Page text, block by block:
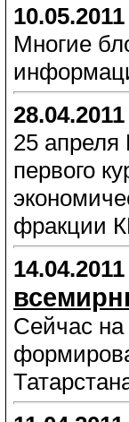
10.05.2011
Многие
28.04.2011
25
первого
фракции
14.04.2011
Сейчас на